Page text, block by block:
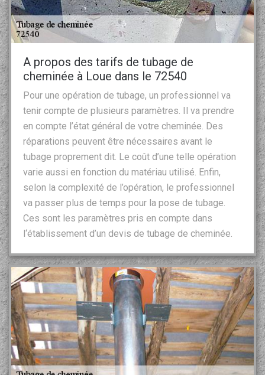
A propos des tarifs de tubage de
cheminée à Loue dans le 72540
Pour une opération de tubage, un professionnel va
tenir compte de plusieurs paramètres. Il va prendre
en compte l’état général de votre cheminée. Des
réparations peuvent être nécessaires avant le
tubage proprement dit. Le coût d’une telle opération
varie aussi en fonction du matériau utilisé. Enfin,
selon la complexité de l’opération, le professionnel
va passer plus de temps pour la pose de tubage.
Ces sont les paramètres pris en compte dans
l‘établissement d’un devis de tubage de cheminée.